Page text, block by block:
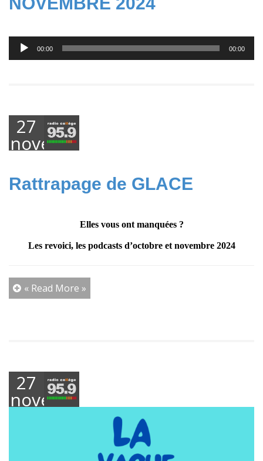
Lecteur
audio
00:00 00:00
27
novembre
Rattrapage de GLACE
Elles vous ont manquées ?
Les revoici, les podcasts d’octobre et novembre 2024
« Read More »
27
novembre